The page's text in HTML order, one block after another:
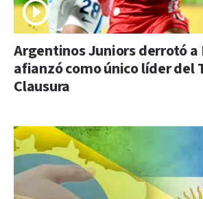
Argentinos Juniors derrotó a
afianzó como único líder del
Clausura